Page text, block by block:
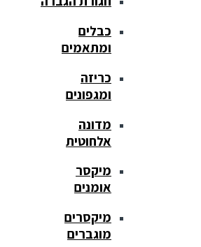
כבלים
ומתאמים
כריזה
ומגפונים
מדונה
אלחוטית
מיקסר
אומנים
מיקסרים
מוגברים